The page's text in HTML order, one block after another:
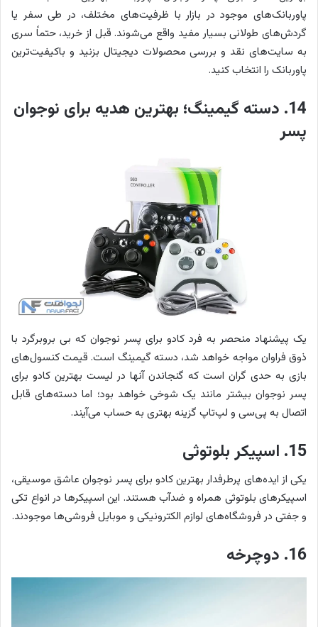
پاوربانک‎‌های موجود در بازار با ظرفیت‌های مختلف، در طی سفر یا
گردش‌های طولانی بسیار مفید واقع می‌شوند. قبل از خرید، حتماً سری
به سایت‌های نقد و بررسی محصولات دیجیتال بزنید و باکیفیت‌ترین
پاوربانک را انتخاب کنید.
14. دسته گیمینگ؛ بهترین هدیه برای نوجوان
پسر
یک پیشنهاد منحصر به فرد کادو برای پسر نوجوان که بی بروبرگرد با
ذوق فراوان مواجه خواهد شد، دسته گیمینگ است. قیمت کنسول‎‌های
بازی به حدی گران است که گنجاندن آنها در لیست بهترین کادو برای
پسر نوجوان بیشتر مانند یک شوخی خواهد بود؛ اما دسته‌های قابل
اتصال به پی‌سی و لپ‌تاپ گزینه بهتری به حساب می‌آیند.
15. اسپیکر بلوتوثی
یکی از ایده‌های پرطرفدار بهترین کادو برای پسر نوجوان عاشق موسیقی،
اسپیکرهای بلوتوثی همراه و ضدآب هستند. این اسپیکرها در انواع تکی
و جفتی در فروشگاه‌های لوازم الکترونیکی و موبایل فروشی‌ها موجودند.
16. دوچرخه